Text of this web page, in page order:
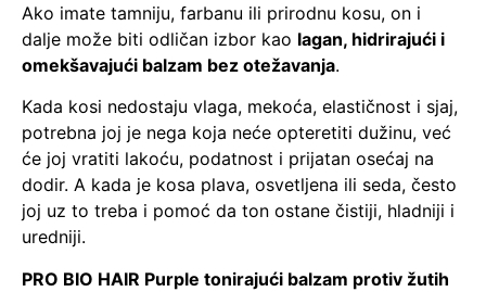
Ako imate tamniju, farbanu ili prirodnu kosu, on i
dalje može biti odličan izbor kao lagan, hidrirajući i
omekšavajući balzam bez otežavanja.
Kada kosi nedostaju vlaga, mekoća, elastičnost i sjaj,
potrebna joj je nega koja neće opteretiti dužinu, već
će joj vratiti lakoću, podatnost i prijatan osećaj na
dodir. A kada je kosa plava, osvetljena ili seda, često
joj uz to treba i pomoć da ton ostane čistiji, hladniji i
uredniji.
PRO BIO HAIR Purple tonirajući balzam protiv žutih